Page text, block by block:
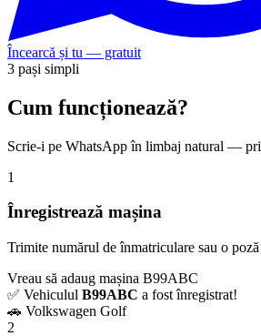
Încearcă și tu — gratuit
3 pași simpli
Cum funcționează?
Scrie-i pe WhatsApp în limbaj natural —
1
Înregistrează mașina
Trimite numărul de înmatriculare sau o
Vreau să adaug mașina B99ABC
✅ Vehiculul B99ABC a fost înregistrat!
🚗 Volkswagen Golf
2